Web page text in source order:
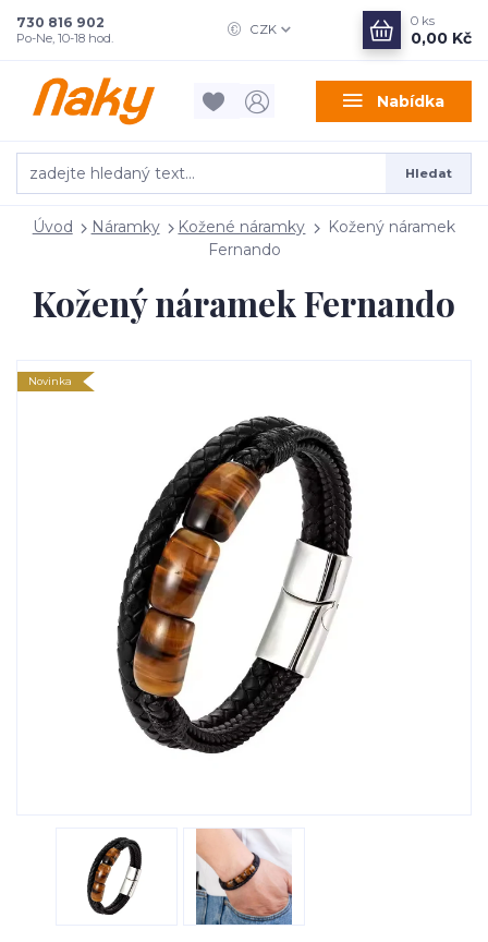
Nabídka
CZK
Hledat
730 816 902
Po-Ne, 10-18 hod.
0 ks
0,00 Kč
Úvod Náramky Kožené náramky
Kožený náramek
Fernando
Kožený náramek Fernando
Novinka